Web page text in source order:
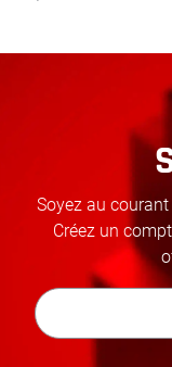
Soyez au
Créez un